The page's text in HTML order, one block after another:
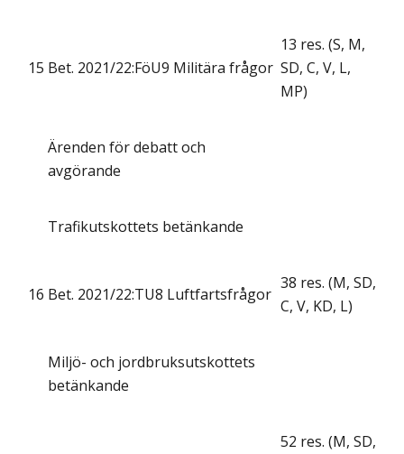
15 Bet. 2021/22:FöU9 Militära frågor
13 res. (S, M,
SD, C, V, L,
MP)
Ärenden för debatt och
avgörande
Trafikutskottets betänkande
16 Bet. 2021/22:TU8 Luftfartsfrågor
38 res. (M, SD,
C, V, KD, L)
Miljö- och jordbruksutskottets
betänkande
52 res. (M, SD,